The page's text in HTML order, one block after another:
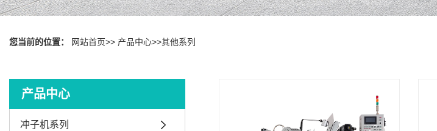
您当前的位置： 网站首页>> 产品中心>>其他系列
产品中心
冲子机系列